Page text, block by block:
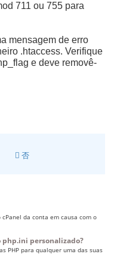
711 ou 755 para
mensagem de erro
.htaccess. Verifique
e deve removê-
否
da conta em causa com o
personalizado?
PHP para qualquer uma das suas